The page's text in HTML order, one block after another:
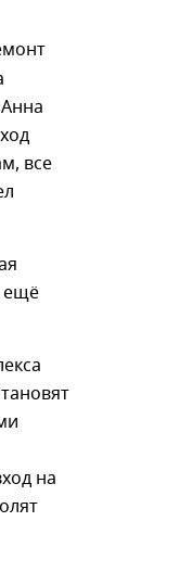
все
ещё
на